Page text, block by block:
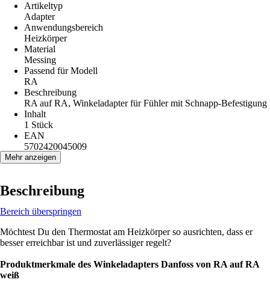
Artikeltyp
Adapter
Anwendungsbereich
Heizkörper
Material
Messing
Passend für Modell
RA
Beschreibung
RA auf RA, Winkeladapter für Fühler mit Schnapp-Befestigung
Inhalt
1 Stück
EAN
5702420045009
Mehr anzeigen
Beschreibung
Bereich überspringen
Möchtest Du den Thermostat am Heizkörper so ausrichten, dass er
besser erreichbar ist und zuverlässiger regelt?
Produktmerkmale des Winkeladapters Danfoss von RA auf RA
weiß